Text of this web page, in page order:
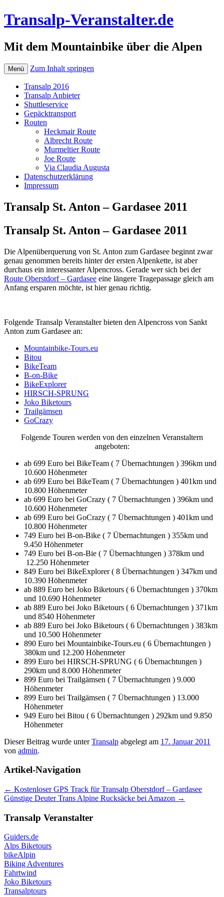
Transalp-Veranstalter.de
Mit dem Mountainbike über die Alpen
Menü Zum Inhalt springen
Transalp 2016
Transalp Anbieter
Shuttleservice
Gepäcktransport
Routen
Heckmair Route
Albrecht Route
Murmeltier Route
Joe Route
Via Claudia Augusta
Datenschutzerklärung
Impressum
Transalp St. Anton – Gardasee 2011
Transalp St. Anton – Gardasee 2011
Die Alpenüberquerung von St. Anton zum Gardasee beginnt zwar
genau genommen bereits hinter der ersten Alpenkette, ist aber
durchaus ein interessanter Alpencross. Gerade wer sich bei der
Route Oberstdorf – Gardasee eine längere Tragepassage gleich am
Anfang ersparen möchte, ist hier genau richtig.
Folgende Transalp Veranstalter bieten den Alpencross von Sankt
Anton zum Gardasee an:
Mountainbike-Tours.eu
Bitou
BikeTeam
B-on-Bike
BikeExplorer
HIRSCH-SPRUNG
Joko Biketours
Trailgämsen
GoCrazy
Folgende Touren werden von den einzelnen Veranstaltern
angeboten:
ab 699 Euro bei BikeTeam ( 7 Übernachtungen ) 396km und
10.600 Höhenmeter
ab 699 Euro bei BikeTeam ( 7 Übernachtungen ) 401km und
10.800 Höhenmeter
ab 699 Euro bei GoCrazy ( 7 Übernachtungen ) 396km und
10.600 Höhenmeter
ab 699 Euro bei GoCrazy ( 7 Übernachtungen ) 401km und
10.800 Höhenmeter
749 Euro bei B-on-Bike ( 7 Übernachtungen ) 355km und
9.450 Höhenmeter
749 Euro bei B-on-Bie ( 7 Übernachtungen ) 378km und
12.250 Höhenmeter
849 Euro bei BikeExplorer ( 8 Übernachtungen ) 347km und
10.390 Höhenmeter
ab 889 Euro bei Joko Biketours ( 6 Übernachtungen ) 370km
und 10.690 Höhenmeter
ab 889 Euro bei Joko Biketours ( 6 Übernachtungen ) 371km
und 8540 Höhenmeter
ab 889 Euro bei Joko Biketours ( 6 Übernachtungen ) 383km
und 10.500 Höhenmeter
890 Euro bei Mountainbike-Tours.eu ( 6 Übernachtungen )
380km und 12.200 Höhenmeter
899 Euro bei HIRSCH-SPRUNG ( 6 Übernachtungen )
290km und 8.000 Höhenmeter
899 Euro bei Trailgämsen ( 7 Übernachtungen ) 9.000
Höhenmeter
899 Euro bei Trailgämsen ( 7 Übernachtungen ) 13.000
Höhenmeter
949 Euro bei Bitou ( 6 Übernachtungen ) 292km und 9.850
Höhenmeter
Dieser Beitrag wurde unterTransalp abgelegt am 17. Januar 2011
von admin.
Artikel-Navigation
← Kostenloser GPS Track für Transalp Oberstdorf – Gardasee
Günstige Deuter Trans Alpine Rucksäcke bei Amazon →
Transalp Veranstalter
Guiders.de
Alps Biketours
bikeAlpin
Biking Adventures
Fahrtwind
Joko Biketours
Transalptours